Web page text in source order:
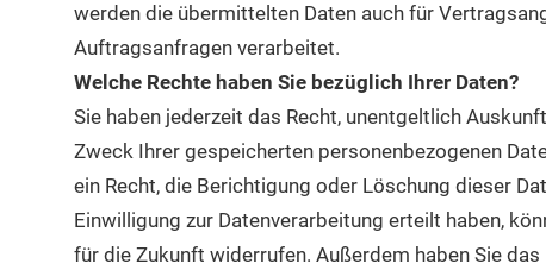
werden die übermittelten Daten auch für
Auftragsanfragen verarbeitet.
Welche Rechte haben Sie bezüglich Ihrer Daten?
Sie haben jederzeit das Recht, unentgeltlich
Zweck Ihrer gespeicherten personenbezogenen
ein Recht, die Berichtigung oder Löschung dieser
Einwilligung zur Datenverarbeitung erteilt haben,
für die Zukunft widerrufen. Außerdem haben Sie